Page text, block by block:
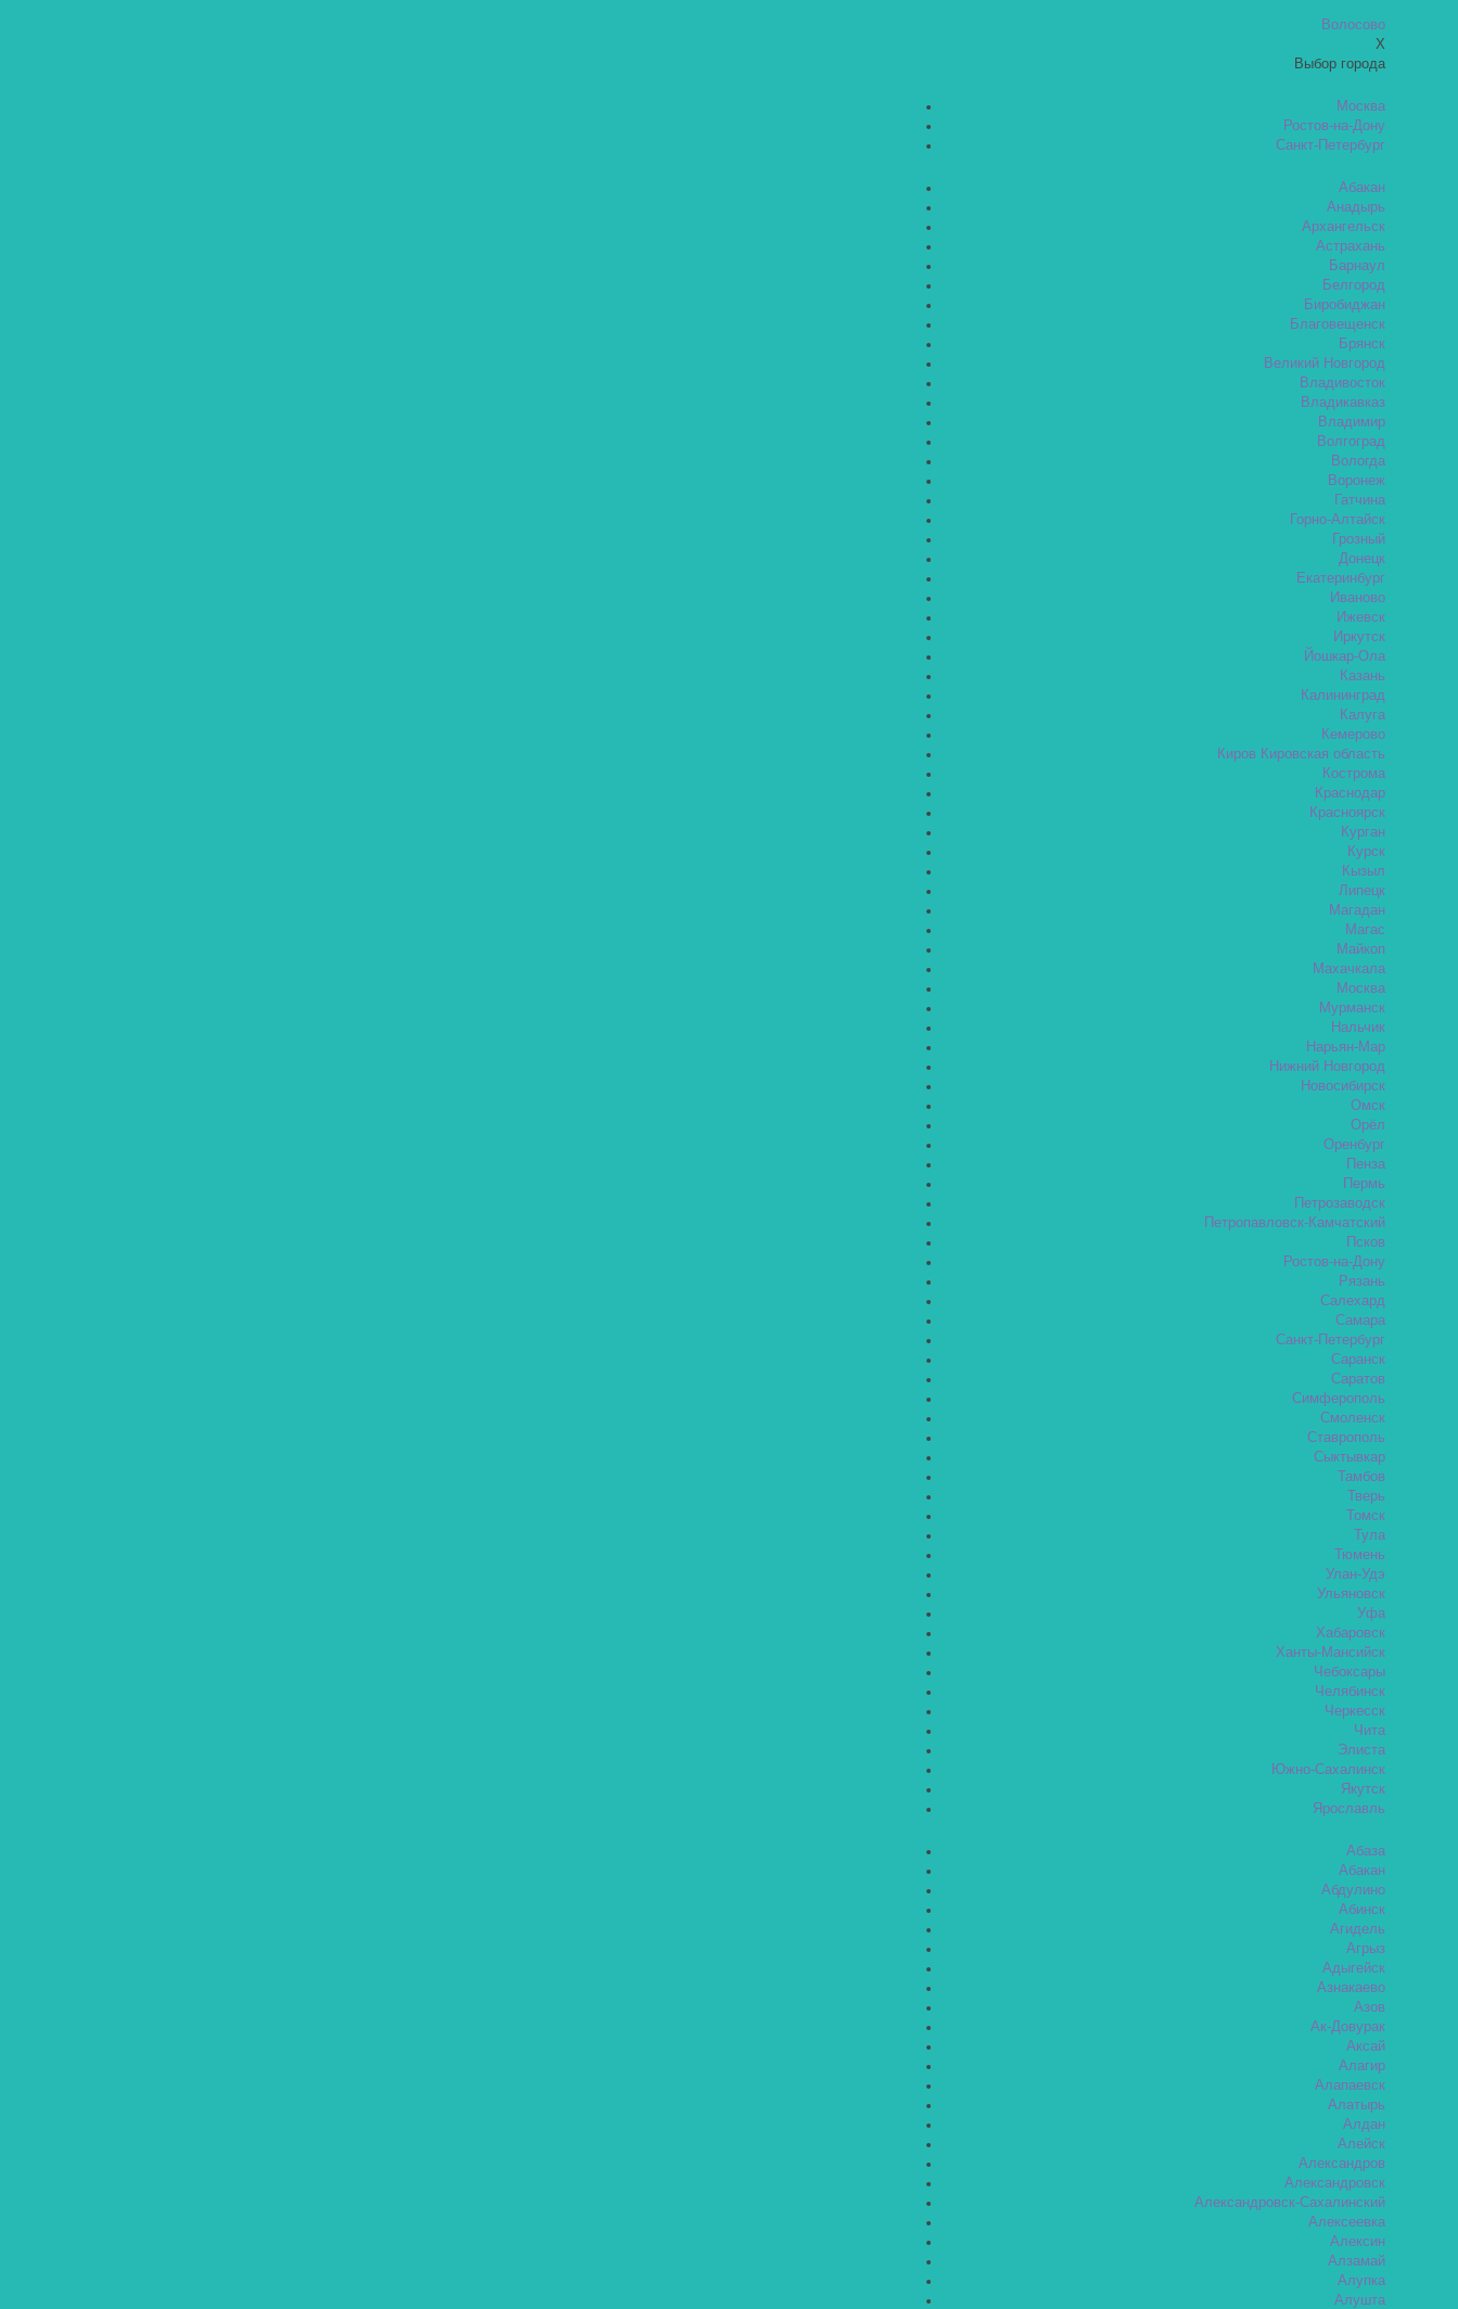
Волосово
X
Выбор города
Москва
Ростов-на-Дону
Санкт-Петербург
Абакан
Анадырь
Архангельск
Астрахань
Барнаул
Белгород
Биробиджан
Благовещенск
Брянск
Великий Новгород
Владивосток
Владикавказ
Владимир
Волгоград
Вологда
Воронеж
Гатчина
Горно-Алтайск
Грозный
Донецк
Екатеринбург
Иваново
Ижевск
Иркутск
Йошкар-Ола
Казань
Калининград
Калуга
Кемерово
Киров Кировская область
Кострома
Краснодар
Красноярск
Курган
Курск
Кызыл
Липецк
Магадан
Магас
Майкоп
Махачкала
Москва
Мурманск
Нальчик
Нарьян-Мар
Нижний Новгород
Новосибирск
Омск
Орёл
Оренбург
Пенза
Пермь
Петрозаводск
Петропавловск-Камчатский
Псков
Ростов-на-Дону
Рязань
Салехард
Самара
Санкт-Петербург
Саранск
Саратов
Симферополь
Смоленск
Ставрополь
Сыктывкар
Тамбов
Тверь
Томск
Тула
Тюмень
Улан-Удэ
Ульяновск
Уфа
Хабаровск
Ханты-Мансийск
Чебоксары
Челябинск
Черкесск
Чита
Элиста
Южно-Сахалинск
Якутск
Ярославль
Абаза
Абакан
Абдулино
Абинск
Агидель
Агрыз
Адыгейск
Азнакаево
Азов
Ак-Довурак
Аксай
Алагир
Алапаевск
Алатырь
Алдан
Алейск
Александров
Александровск
Александровск-Сахалинский
Алексеевка
Алексин
Алзамай
Алупка
Алушта